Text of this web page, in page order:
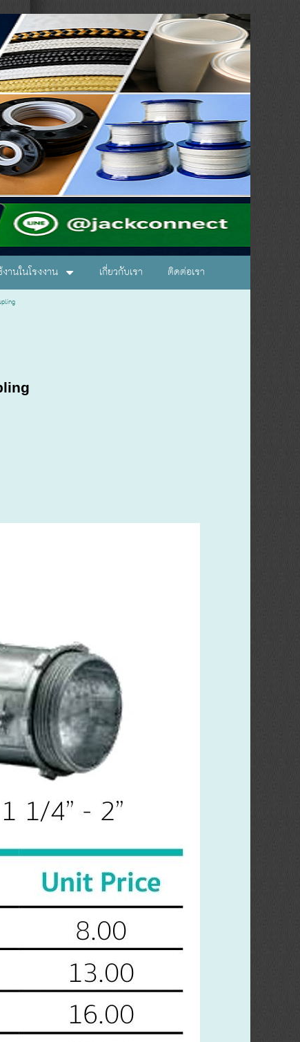
นในโรงงาน เกี่ยวกับเรา ติดต่อเรา